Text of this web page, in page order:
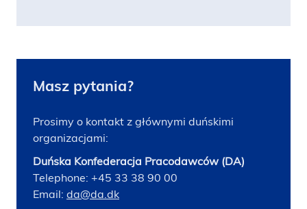
Masz pytania?
Prosimy o kontakt z głównymi duńskimi
organizacjami:
Duńska Konfederacja Pracodawców (DA)
Telephone: +45 33 38 90 00
Email: da@da.dk